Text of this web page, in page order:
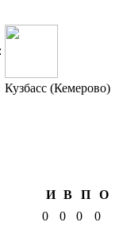
:
Кузбасс (Кемерово)
И В П
О
0 0 0 0